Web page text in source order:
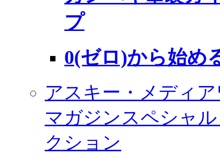
プ
0(ゼロ)から始め
アスキー・メディ
マガジンスペシャ
クション